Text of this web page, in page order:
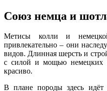
Союз немца и
Метисы колли и
привлекательно – они
видов. Длинная шерсть и
с силой и мощью немецких
красиво.
В плане породы здесь идёт